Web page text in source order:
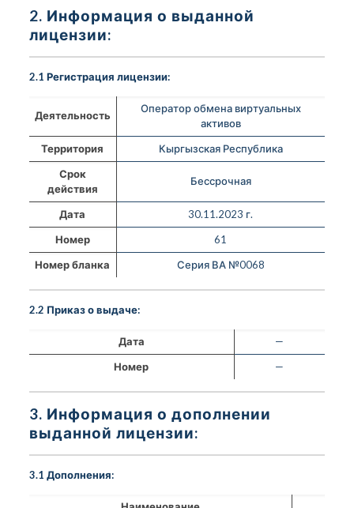
2. Информация о выданной
лицензии:
2.1 Регистрация лицензии:
Деятельность
Оператор обмена виртуальных
активов
Территория
Кыргызская Республика
Срок
действия
Бессрочная
Дата
30.11.2023 г.
Номер
61
Номер бланка
Серия ВА №0068
2.2 Приказ о выдаче:
Дата
—
Номер
—
3. Информация о дополнении
выданной лицензии:
3.1 Дополнения: